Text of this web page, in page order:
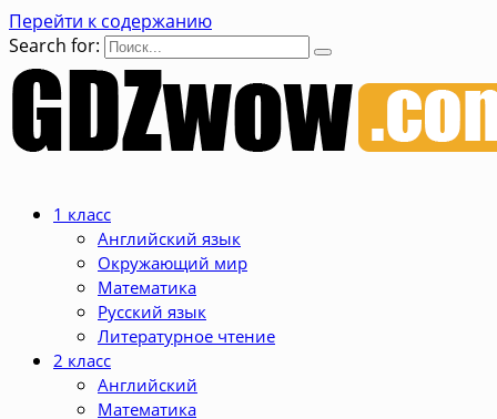
Перейти к содержанию
Search for:
1 класс
Английский язык
Окружающий мир
Математика
Русский язык
Литературное чтение
2 класс
Английский
Математика